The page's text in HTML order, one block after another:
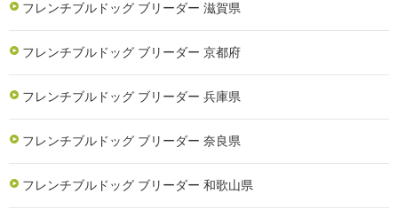
フレンチブルドッグ ブリーダー 滋賀県
フレンチブルドッグ ブリーダー 京都府
フレンチブルドッグ ブリーダー 兵庫県
フレンチブルドッグ ブリーダー 奈良県
フレンチブルドッグ ブリーダー 和歌山県